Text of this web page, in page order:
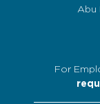
Abu
For